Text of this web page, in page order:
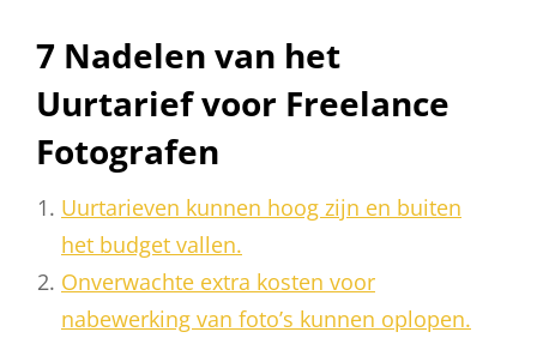
7 Nadelen van het
Uurtarief voor Freelance
Fotografen
Uurtarieven kunnen hoog zijn en buiten
het budget vallen.
Onverwachte extra kosten voor
nabewerking van foto’s kunnen oplopen.